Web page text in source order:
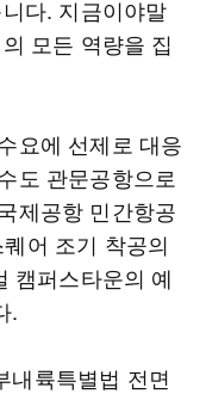
다. 지금이야말
모든 역량을 집
요에 선제로 대응
도 관문공항으로
제공항 민간항공
어 조기 착공의
캠퍼스타운의 예
.
내륙특별법 전면